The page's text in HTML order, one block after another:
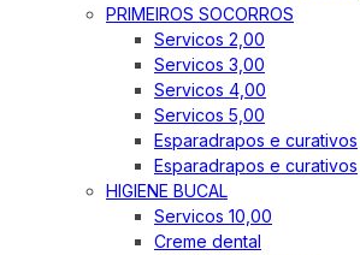
PRIMEIROS SOCORROS
Servicos 2,00
Servicos 3,00
Servicos 4,00
Servicos 5,00
Esparadrapos e curativos
Esparadrapos e curativos
HIGIENE BUCAL
Servicos 10,00
Creme dental